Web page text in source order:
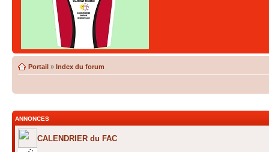
Portail » Index du forum
ANNONCES
CALENDRIER du FAC